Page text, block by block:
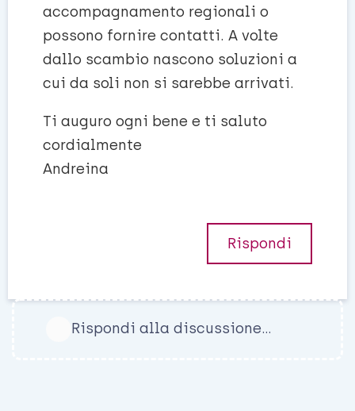
accompagnamento regionali o
possono fornire contatti. A volte
dallo scambio nascono soluzioni a
cui da soli non si sarebbe arrivati.
Ti auguro ogni bene e ti saluto
cordialmente
Andreina
Rispondi
Rispondi alla discussione...